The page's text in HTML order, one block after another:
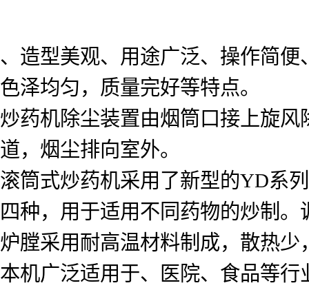
、造型美观、用途广泛、操作简
色泽均匀，质量完好等特点。
炒药机除尘装置由烟筒口接上旋
道，烟尘排向室外。
滚筒式炒药机采用了新型的YD系
四种，用于适用不同药物的炒制
炉膛采用耐高温材料制成，散热少
本机广泛适用于、医院、食品等